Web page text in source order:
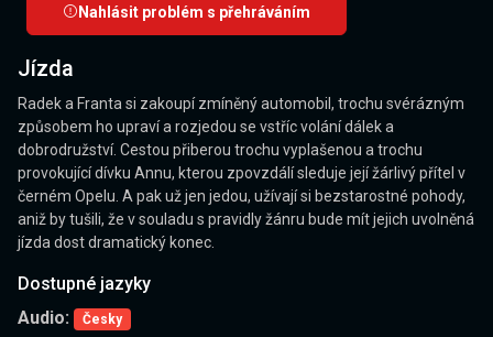
Nahlásit problém s přehráváním
Jízda
Radek a Franta si zakoupí zmíněný automobil, trochu svérázným
způsobem ho upraví a rozjedou se vstříc volání dálek a
dobrodružství. Cestou přiberou trochu vyplašenou a trochu
provokující dívku Annu, kterou zpovzdálí sleduje její žárlivý přítel v
černém Opelu. A pak už jen jedou, užívají si bezstarostné pohody,
aniž by tušili, že v souladu s pravidly žánru bude mít jejich uvolněná
jízda dost dramatický konec.
Dostupné jazyky
Audio:
Česky